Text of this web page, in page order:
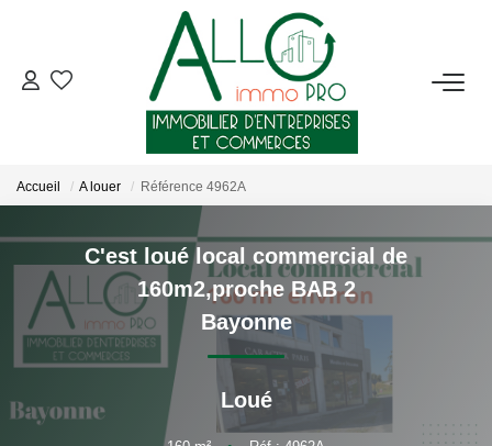
ACHETER
LOUER
NOTRE AGENCE
Qui Sommes-Nous ?
Nous Rejoindre
Nos Actualités
Accueil A louer Référence 4962A
C'est loué local commercial de
160m2,proche BAB 2
Bayonne
Loué